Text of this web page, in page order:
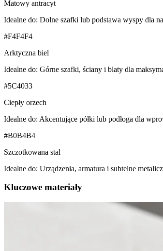
Matowy antracyt
Idealne do: Dolne szafki lub podstawa wyspy dla
#F4F4F4
Arktyczna biel
Idealne do: Górne szafki, ściany i blaty dla
#5C4033
Ciepły orzech
Idealne do: Akcentujące półki lub podłoga dla
#B0B4B4
Szczotkowana stal
Idealne do: Urządzenia, armatura i subtelne
Kluczowe materiały